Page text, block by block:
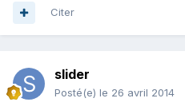
Citer
slider
Posté(e) le 26 avril 2014